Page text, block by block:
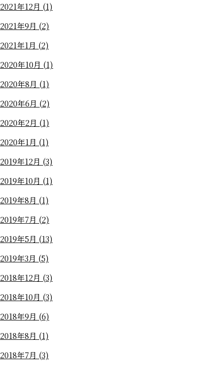
2021年12月 (1)
2021年9月 (2)
2021年1月 (2)
2020年10月 (1)
2020年8月 (1)
2020年6月 (2)
2020年2月 (1)
2020年1月 (1)
2019年12月 (3)
2019年10月 (1)
2019年8月 (1)
2019年7月 (2)
2019年5月 (13)
2019年3月 (5)
2018年12月 (3)
2018年10月 (3)
2018年9月 (6)
2018年8月 (1)
2018年7月 (3)